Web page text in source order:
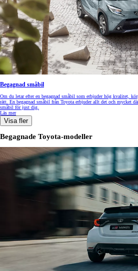
Begagnad småbil
Om du letar efter en begagnad småbil som erbjuder hög kvalitet,
rätt. En begagnad småbil från Toyota erbjuder allt det och mycket
småbil för just dig.
Läs mer
Visa fler
Begagnade Toyota-modeller